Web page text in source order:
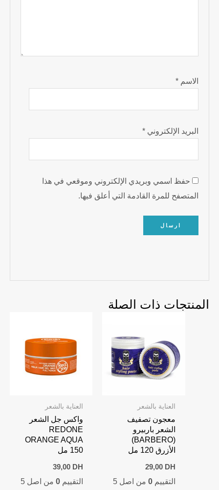
الاسم*
البريد الإلكتروني*
حفظ اسمي وبريدي الإلكتروني وموقعي في هذا
المتصفح للمرة القادمة التي أعلق فيها.
المنتجات ذات الصلة
العناية بالشعر
معجون تصفيف
الشعر باربيرو
(BARBERO)
الأزرق 120 مل
29,00 DH
التقييم 0من اصل 5
العناية بالشعر
واكس جل الشعر
REDONE
ORANGE AQUA
150 مل
39,00 DH
التقييم0 من اصل 5